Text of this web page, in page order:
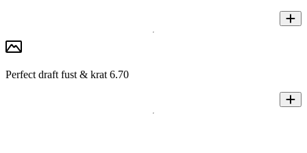
Perfect draft fust & krat 6.70